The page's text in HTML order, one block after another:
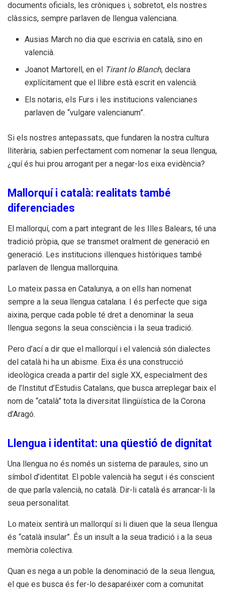
documents oficials, les cròniques i, sobretot, els nostres
clàssics, sempre parlaven de llengua valenciana.
Ausias March no dia que escrivia en català, sino en
valencià.
Joanot Martorell, en el Tirant lo Blanch, declara
explícitament que el llibre està escrit en valencià.
Els notaris, els Furs i les institucions valencianes
parlaven de “vulgare valencianum”.
Si els nostres antepassats, que fundaren la nostra cultura
lliterària, sabien perfectament com nomenar la seua llengua,
¿quí és hui prou arrogant per a negar-los eixa evidència?
Mallorquí i català: realitats també
diferenciades
El mallorquí, com a part integrant de les Illes Balears, té una
tradició pròpia, que se transmet oralment de generació en
generació. Les institucions illenques històriques també
parlaven de llengua mallorquina.
Lo mateix passa en Catalunya, a on ells han nomenat
sempre a la seua llengua catalana. I és perfecte que siga
aixina, perque cada poble té dret a denominar la seua
llengua segons la seua consciència i la seua tradició.
Pero d’ací a dir que el mallorquí i el valencià són dialectes
del català hi ha un abisme. Eixa és una construcció
ideològica creada a partir del sigle XX, especialment des
de l’Institut d’Estudis Catalans, que busca arreplegar baix el
nom de “català” tota la diversitat llingüística de la Corona
d’Aragó.
Llengua i identitat: una qüestió de dignitat
Una llengua no és només un sistema de paraules, sino un
símbol d’identitat. El poble valencià ha segut i és conscient
de que parla valencià, no català. Dir-li català és arrancar-li la
seua personalitat.
Lo mateix sentirà un mallorquí si li diuen que la seua llengua
és “català insular”. És un insult a la seua tradició i a la seua
memòria colectiva.
Quan es nega a un poble la denominació de la seua llengua,
el que es busca és fer-lo desaparéixer com a comunitat